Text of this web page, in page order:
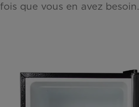
fois que vous en avez besoin.